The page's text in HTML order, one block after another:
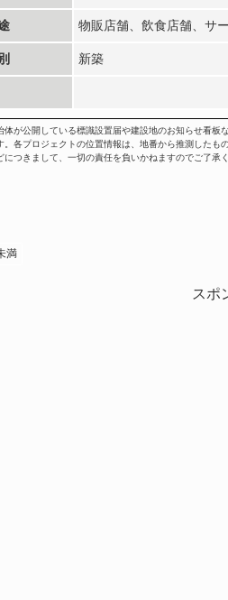
物販店舗、飲食店舗、サ
新築
が公開している標識設置届や建設地のお知らせ看
。各プロジェクトの位置情報は、地番から推測した
につきまして、一切の責任を負いかねますのでご了承
満
スポ